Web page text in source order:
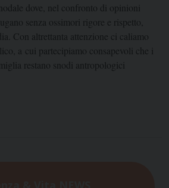
dove, nel confronto di opinioni
senza ossimori rigore e rispetto,
Con altrettanta attenzione ci caliamo
a cui partecipiamo consapevoli che i
restano snodi antropologici